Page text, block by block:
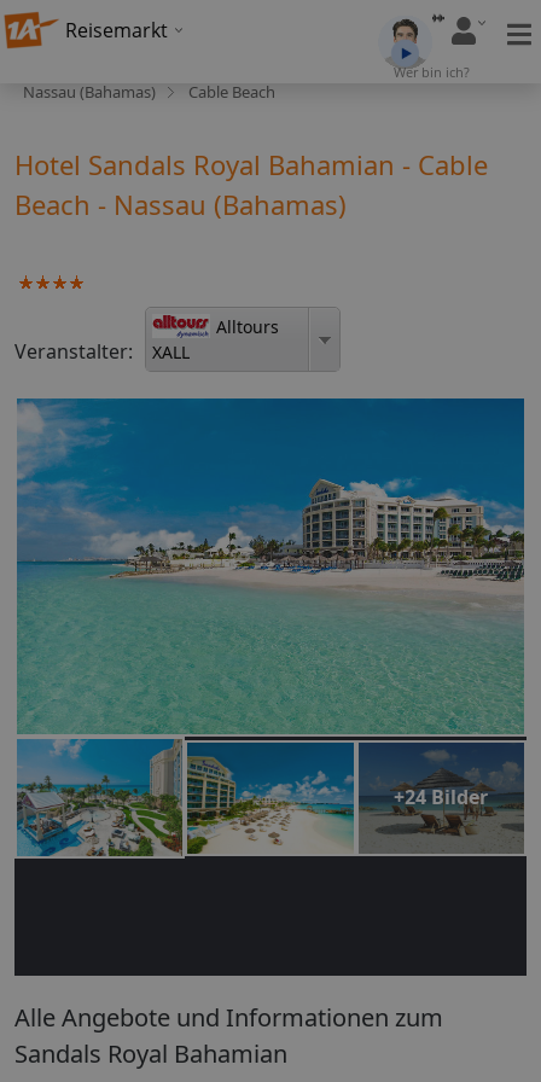
Reisemarkt
Wer bin ich?
Nassau (Bahamas) Cable Beach
Hotel Sandals Royal Bahamian - Cable
Beach - Nassau (Bahamas)
Veranstalter:
Alltours
XALL
+24 Bilder
Alle Angebote und Informationen zum
Sandals Royal Bahamian